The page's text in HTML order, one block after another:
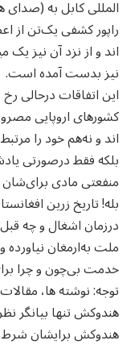
المللی کابل به
راپور کشفی یک‌تن از
اند و از نزد آن نیز
نیز بدست آمده است.
این اتفاقات درحالی
کشورهای اروپایی
اند و نه‌هم خود را
بلکه فقط درصورتی
منفعتی مادی
بله! تاریخ زرین
درزمان اشغال و چه
ملت به‌ارمغان
خدمت بی‌چون و چرا
توجه: نوشته ها،
هندوکش تنها بیانگر
هندوکش برایشان